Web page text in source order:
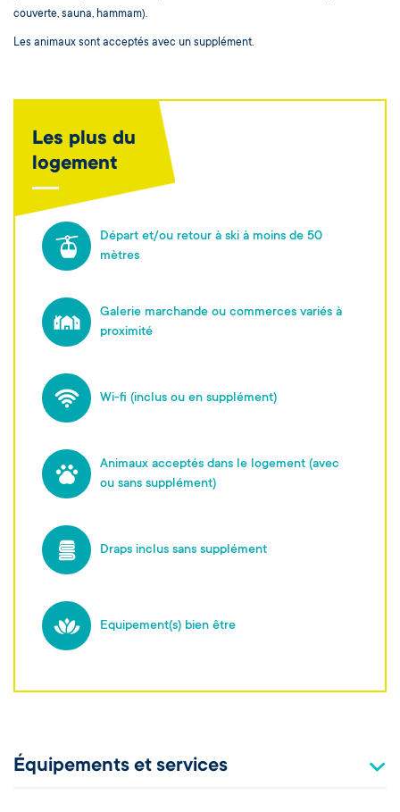
couverte, sauna, hammam).
Les animaux sont acceptés avec un supplément.
Les plus du
logement
Départ et/ou retour à ski à moins de 50
mètres
Galerie marchande ou commerces variés à
proximité
Wi-fi (inclus ou en supplément)
Animaux acceptés dans le logement (avec
ou sans supplément)
Draps inclus sans supplément
Equipement(s) bien être
Équipements et services